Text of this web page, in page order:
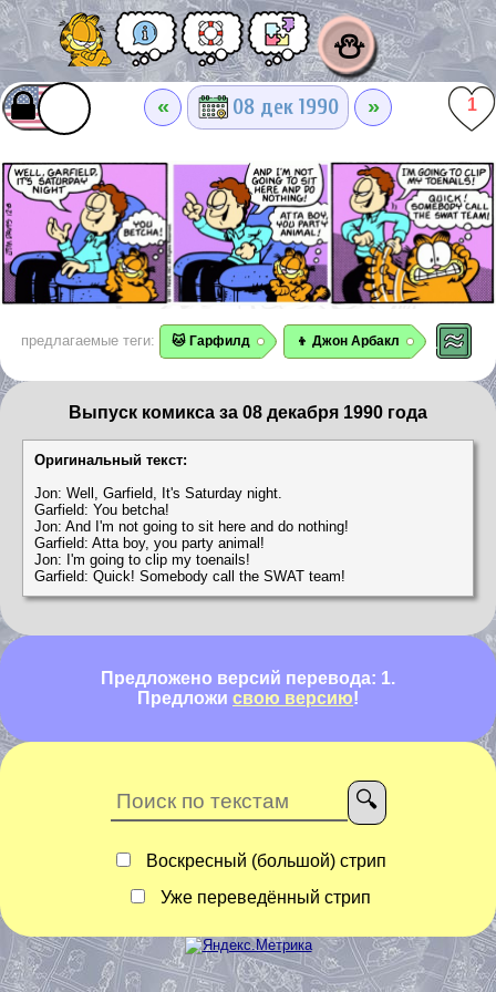
⛄
« 08 дек 1990 » 1
предлагаемые теги: 🐱 Гарфилд 👦 Джон Арбакл
Выпуск комикса за 08 декабря 1990 года
Оригинальный текст:
Jon: Well, Garfield, It's Saturday night.
Garfield: You betcha!
Jon: And I'm not going to sit here and do nothing!
Garfield: Atta boy, you party animal!
Jon: I'm going to clip my toenails!
Garfield: Quick! Somebody call the SWAT team!
Предложено версий перевода: 1.
Предложи свою версию!
Воскресный (большой) стрип
Уже переведённый стрип